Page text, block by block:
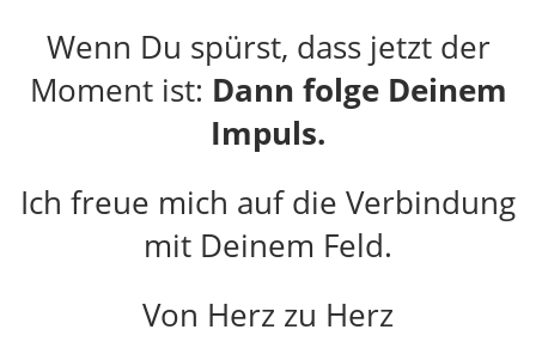
Wenn Du spürst, dass jetzt der
Moment ist: Dann folge Deinem
Impuls.
Ich freue mich auf die Verbindung
mit Deinem Feld.
Von Herz zu Herz